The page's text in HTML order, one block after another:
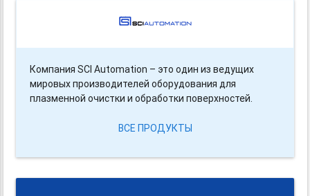
Компания SCI Automation – это один из ведущих
мировых производителей оборудования для
плазменной очистки и обработки поверхностей.
ВСЕ ПРОДУКТЫ